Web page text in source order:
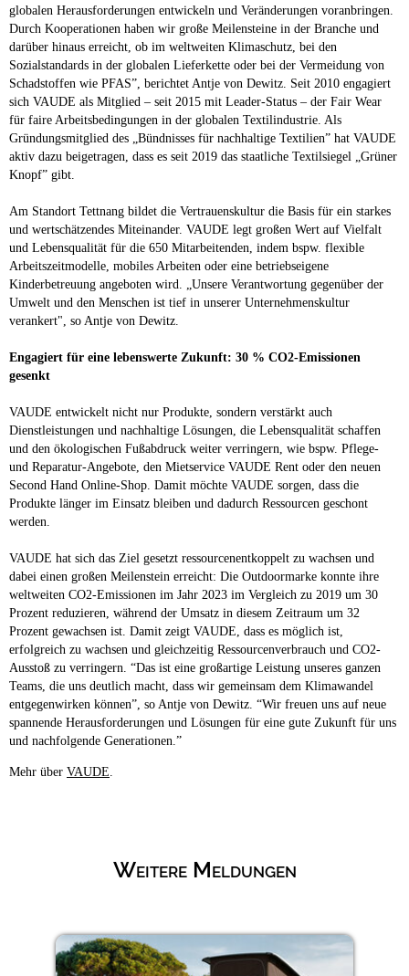
globalen Herausforderungen entwickeln und Veränderungen voranbringen.
Durch Kooperationen haben wir große Meilensteine in der Branche und
darüber hinaus erreicht, ob im weltweiten Klimaschutz, bei den
Sozialstandards in der globalen Lieferkette oder bei der Vermeidung von
Schadstoffen wie PFAS”, berichtet Antje von Dewitz. Seit 2010 engagiert
sich VAUDE als Mitglied – seit 2015 mit Leader-Status – der Fair Wear
für faire Arbeitsbedingungen in der globalen Textilindustrie. Als
Gründungsmitglied des „Bündnisses für nachhaltige Textilien” hat VAUDE
aktiv dazu beigetragen, dass es seit 2019 das staatliche Textilsiegel „Grüner
Knopf” gibt.
Am Standort Tettnang bildet die Vertrauenskultur die Basis für ein starkes
und wertschätzendes Miteinander. VAUDE legt großen Wert auf Vielfalt
und Lebensqualität für die 650 Mitarbeitenden, indem bspw. flexible
Arbeitszeitmodelle, mobiles Arbeiten oder eine betriebseigene
Kinderbetreuung angeboten wird. „Unsere Verantwortung gegenüber der
Umwelt und den Menschen ist tief in unserer Unternehmenskultur
verankert", so Antje von Dewitz.
Engagiert für eine lebenswerte Zukunft: 30 % CO2-Emissionen
gesenkt
VAUDE entwickelt nicht nur Produkte, sondern verstärkt auch
Dienstleistungen und nachhaltige Lösungen, die Lebensqualität schaffen
und den ökologischen Fußabdruck weiter verringern, wie bspw. Pflege-
und Reparatur-Angebote, den Mietservice VAUDE Rent oder den neuen
Second Hand Online-Shop. Damit möchte VAUDE sorgen, dass die
Produkte länger im Einsatz bleiben und dadurch Ressourcen geschont
werden.
VAUDE hat sich das Ziel gesetzt ressourcenentkoppelt zu wachsen und
dabei einen großen Meilenstein erreicht: Die Outdoormarke konnte ihre
weltweiten CO2-Emissionen im Jahr 2023 im Vergleich zu 2019 um 30
Prozent reduzieren, während der Umsatz in diesem Zeitraum um 32
Prozent gewachsen ist. Damit zeigt VAUDE, dass es möglich ist,
erfolgreich zu wachsen und gleichzeitig Ressourcenverbrauch und CO2-
Ausstoß zu verringern. “Das ist eine großartige Leistung unseres ganzen
Teams, die uns deutlich macht, dass wir gemeinsam dem Klimawandel
entgegenwirken können”, so Antje von Dewitz. “Wir freuen uns auf neue
spannende Herausforderungen und Lösungen für eine gute Zukunft für uns
und nachfolgende Generationen.”
Mehr über VAUDE
Weitere Meldungen